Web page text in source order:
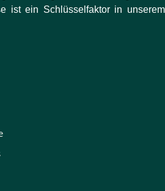
ist ein Schlüsselfaktor in unserem